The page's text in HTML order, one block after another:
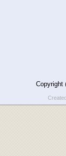
Copyright